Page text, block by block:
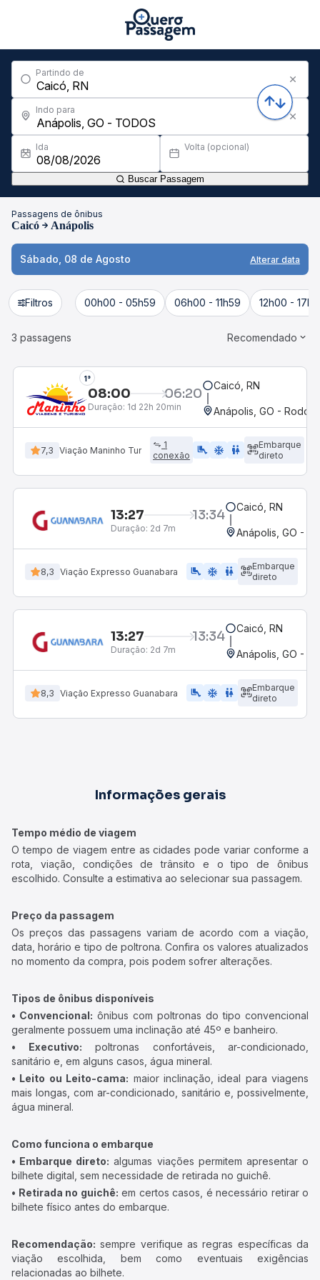
Partindo de
Indo para
Ida Volta (opcional)
Buscar Passagem
Passagens de ônibus
Caicó Anápolis
Sábado, 08 de Agosto Alterar data
Filtros 00h00 - 05h59 06h00 - 11h59 12h00 -
3 passagens Recomendado
1°
08:00 06:20
Duração: 1d 22h 20min
Caicó, RN
Anápolis, GO -
7,3 Viação Maninho Tur
1
conexão
airline_seat_legroom_extra ac_unit WC
Embarque
direto
13:27 13:34
Duração: 2d 7m
Caicó, RN
Anápolis, GO -
8,3 Viação Expresso Guanabara airline_seat_legroom_extra ac_unit WC
Embarque
direto
13:27 13:34
Duração: 2d 7m
Caicó, RN
Anápolis, GO -
8,3 Viação Expresso Guanabara airline_seat_legroom_extra ac_unit WC
Embarque
direto
Informações gerais
Tempo médio de viagem
O tempo de viagem entre as cidades pode variar conforme a
rota, viação, condições de trânsito e o tipo de ônibus
escolhido. Consulte a estimativa ao selecionar sua passagem.
Preço da passagem
Os preços das passagens variam de acordo com a viação,
data, horário e tipo de poltrona. Confira os valores atualizados
no momento da compra, pois podem sofrer alterações.
Tipos de ônibus disponíveis
• Convencional: ônibus com poltronas do tipo convencional
geralmente possuem uma inclinação até 45º e banheiro.
• Executivo: poltronas confortáveis, ar-condicionado,
sanitário e, em alguns casos, água mineral.
• Leito ou Leito-cama: maior inclinação, ideal para viagens
mais longas, com ar-condicionado, sanitário e, possivelmente,
água mineral.
Como funciona o embarque
• Embarque direto: algumas viações permitem apresentar o
bilhete digital, sem necessidade de retirada no guichê.
• Retirada no guichê: em certos casos, é necessário retirar o
bilhete físico antes do embarque.
Recomendação: sempre verifique as regras específicas da
viação escolhida, bem como eventuais exigências
relacionadas ao bilhete.